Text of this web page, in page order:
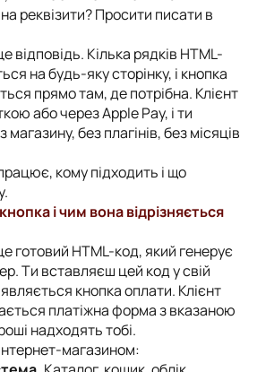
реквізити? Просити писати в
відповідь. Кілька рядків HTML-
на будь-яку сторінку, і кнопка
прямо там, де потрібна. Клієнт
або через Apple Pay, і ти
без плагінів, без місяців
кому підходить і що
і чим вона відрізняється
готовий HTML-код, який генерує
Ти вставляєш цей код у свій
кнопка оплати. Клієнт
платіжна форма з вказаною
надходять тобі.
магазином: